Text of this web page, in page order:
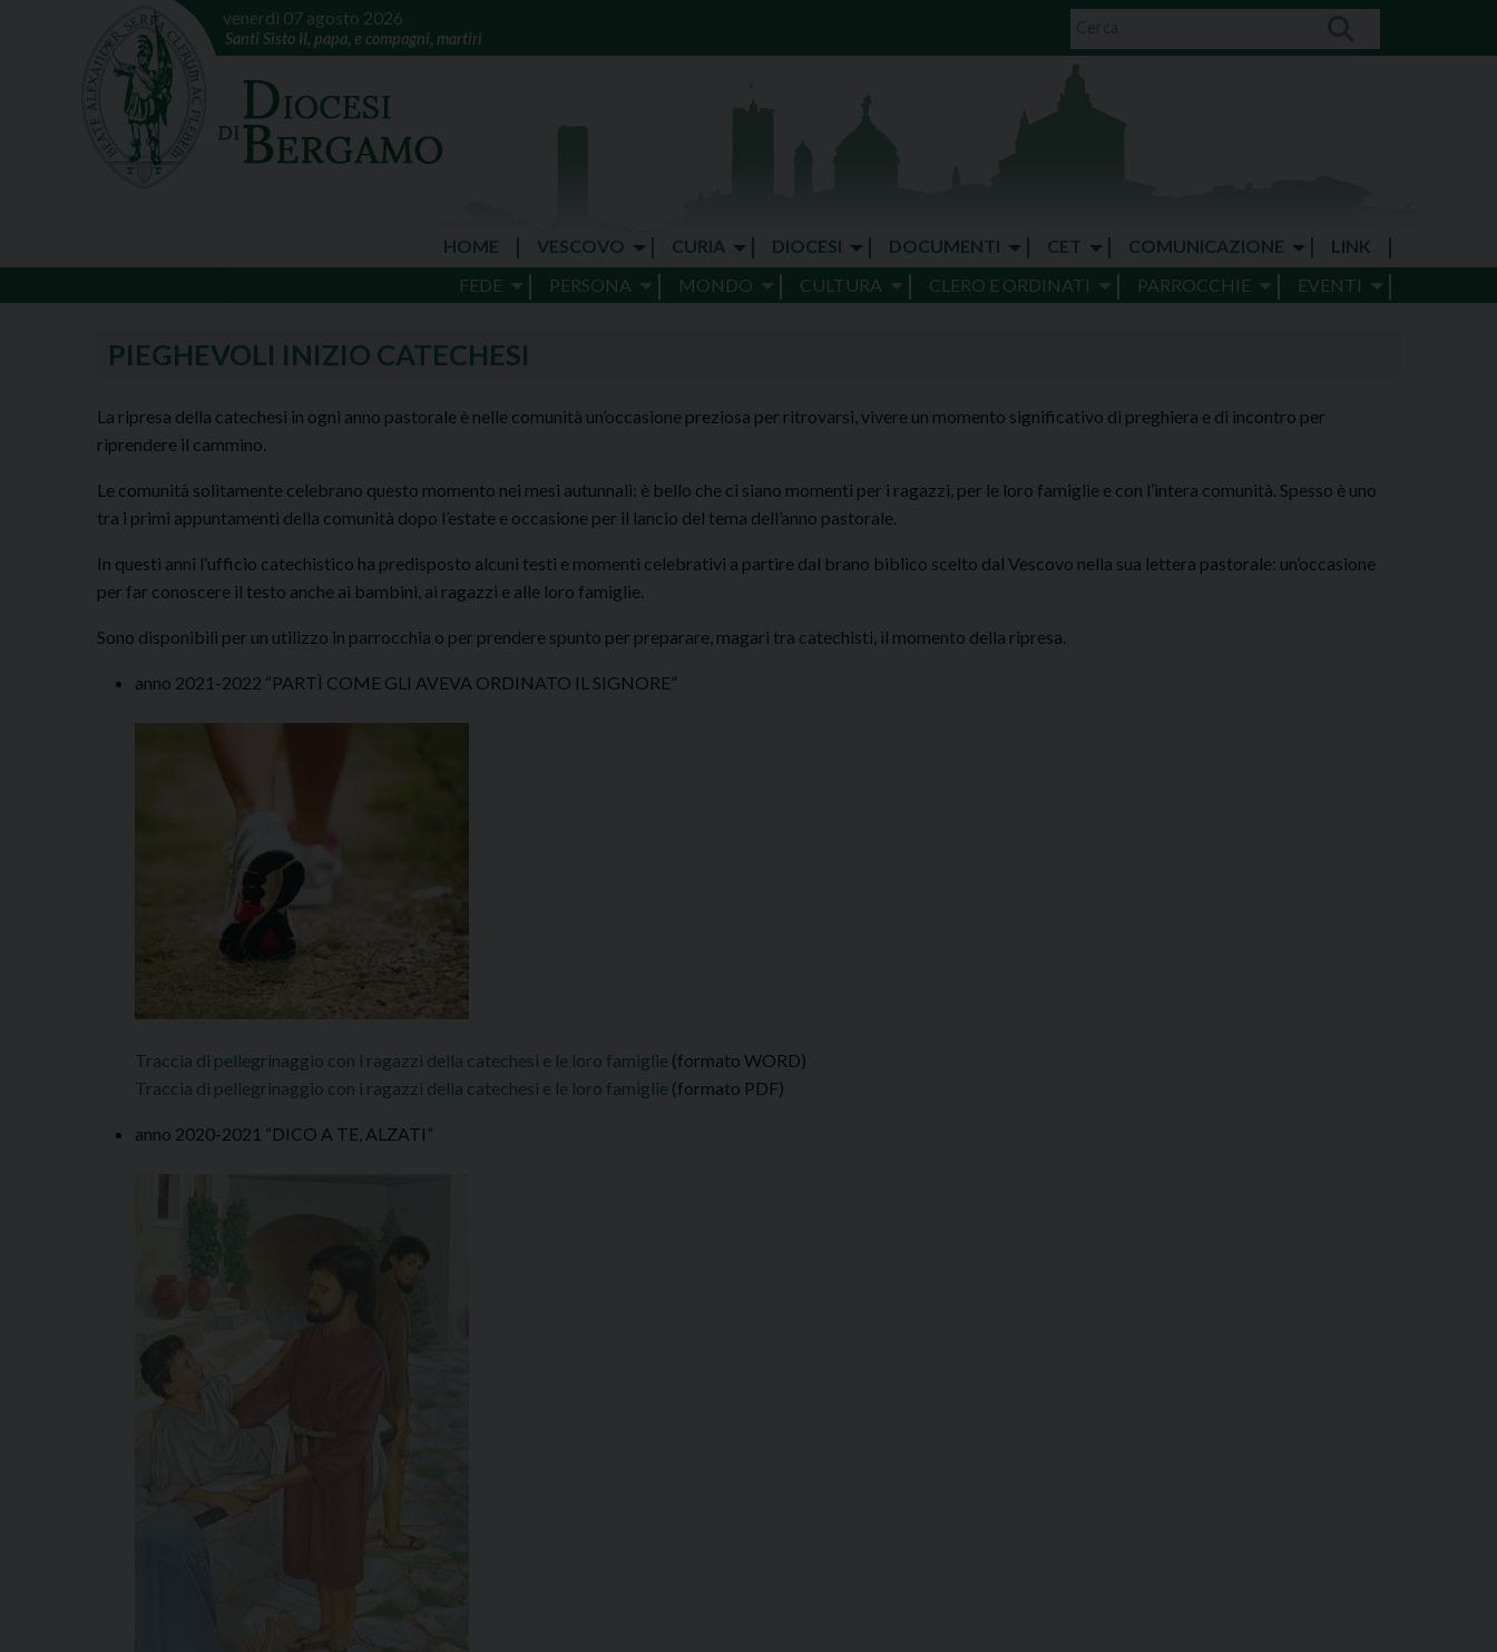
venerdì 07 agosto 2026
Santi Sisto II, papa, e compagni, martiri
HOME VESCOVO CURIA DIOCESI DOCUMENTI CET COMUNICAZIONE
LINK
FEDE
PERSONA MONDO CULTURA CLERO E ORDINATI PARROCCHIE EVENTI
PIEGHEVOLI INIZIO CATECHESI
La ripresa della catechesi in ogni anno pastorale è nelle comunità un’occasione preziosa per ritrovarsi, vivere un momento significativo di preghiera e di incontro per
riprendere il cammino.
Le comunità solitamente celebrano questo momento nei mesi autunnali: è bello che ci siano momenti per i ragazzi, per le loro famiglie e con l’intera comunità. Spesso è uno
tra i primi appuntamenti della comunità dopo l’estate e occasione per il lancio del tema dell’anno pastorale.
In questi anni l’ufficio catechistico ha predisposto alcuni testi e momenti celebrativi a partire dal brano biblico scelto dal Vescovo nella sua lettera pastorale: un’occasione
per far conoscere il testo anche ai bambini, ai ragazzi e alle loro famiglie.
Sono disponibili per un utilizzo in parrocchia o per prendere spunto per preparare, magari tra catechisti, il momento della ripresa.
anno 2021-2022 “PARTÌ COME GLI AVEVA ORDINATO IL SIGNORE”
Traccia di pellegrinaggio con i ragazzi della catechesi e le loro famiglie (formato WORD)
Traccia di pellegrinaggio con i ragazzi della catechesi e le loro famiglie (formato PDF)
anno 2020-2021 “DICO A TE, ALZATI”